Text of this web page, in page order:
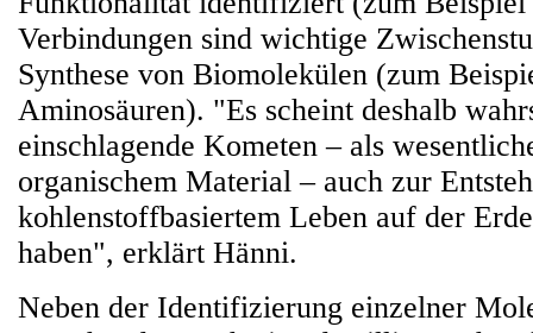
Verbindungen sind wichtige
Synthese von Biomolekülen (zum
Aminosäuren). "Es scheint deshalb
einschlagende Kometen – als
organischem Material – auch zur
kohlenstoffbasiertem Leben auf der
haben", erklärt Hänni.
Neben der Identifizierung einzelner